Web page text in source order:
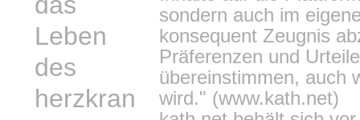
Leben
des
herzkran
sondern auch im
konsequent Zeugnis
Präferenzen und
übereinstimmen, auch
wird." (www.kath.net)